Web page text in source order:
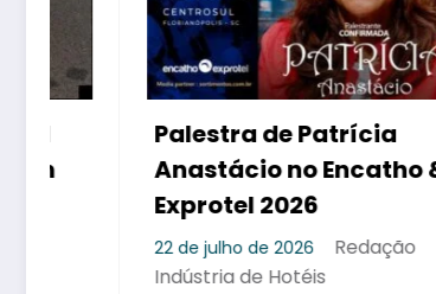
Palestra de Patrícia
Anastácio no Encatho &
Exprotel 2026
22 de julho de 2026
Redação
Indústria de Hotéis